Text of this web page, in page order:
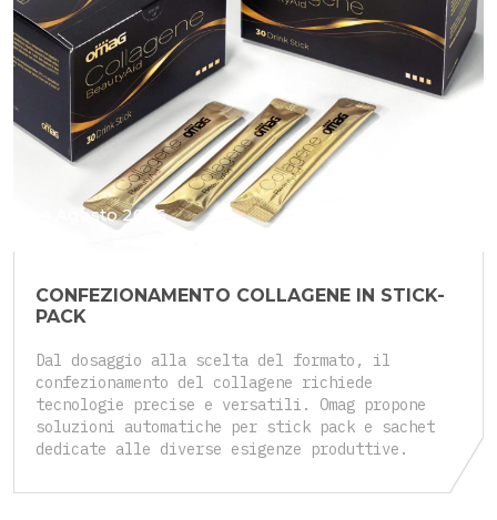
4 Agosto 2026
CONFEZIONAMENTO COLLAGENE IN STICK-
PACK
Dal dosaggio alla scelta del formato, il
confezionamento del collagene richiede
tecnologie precise e versatili. Omag propone
soluzioni automatiche per stick pack e sachet
dedicate alle diverse esigenze produttive.